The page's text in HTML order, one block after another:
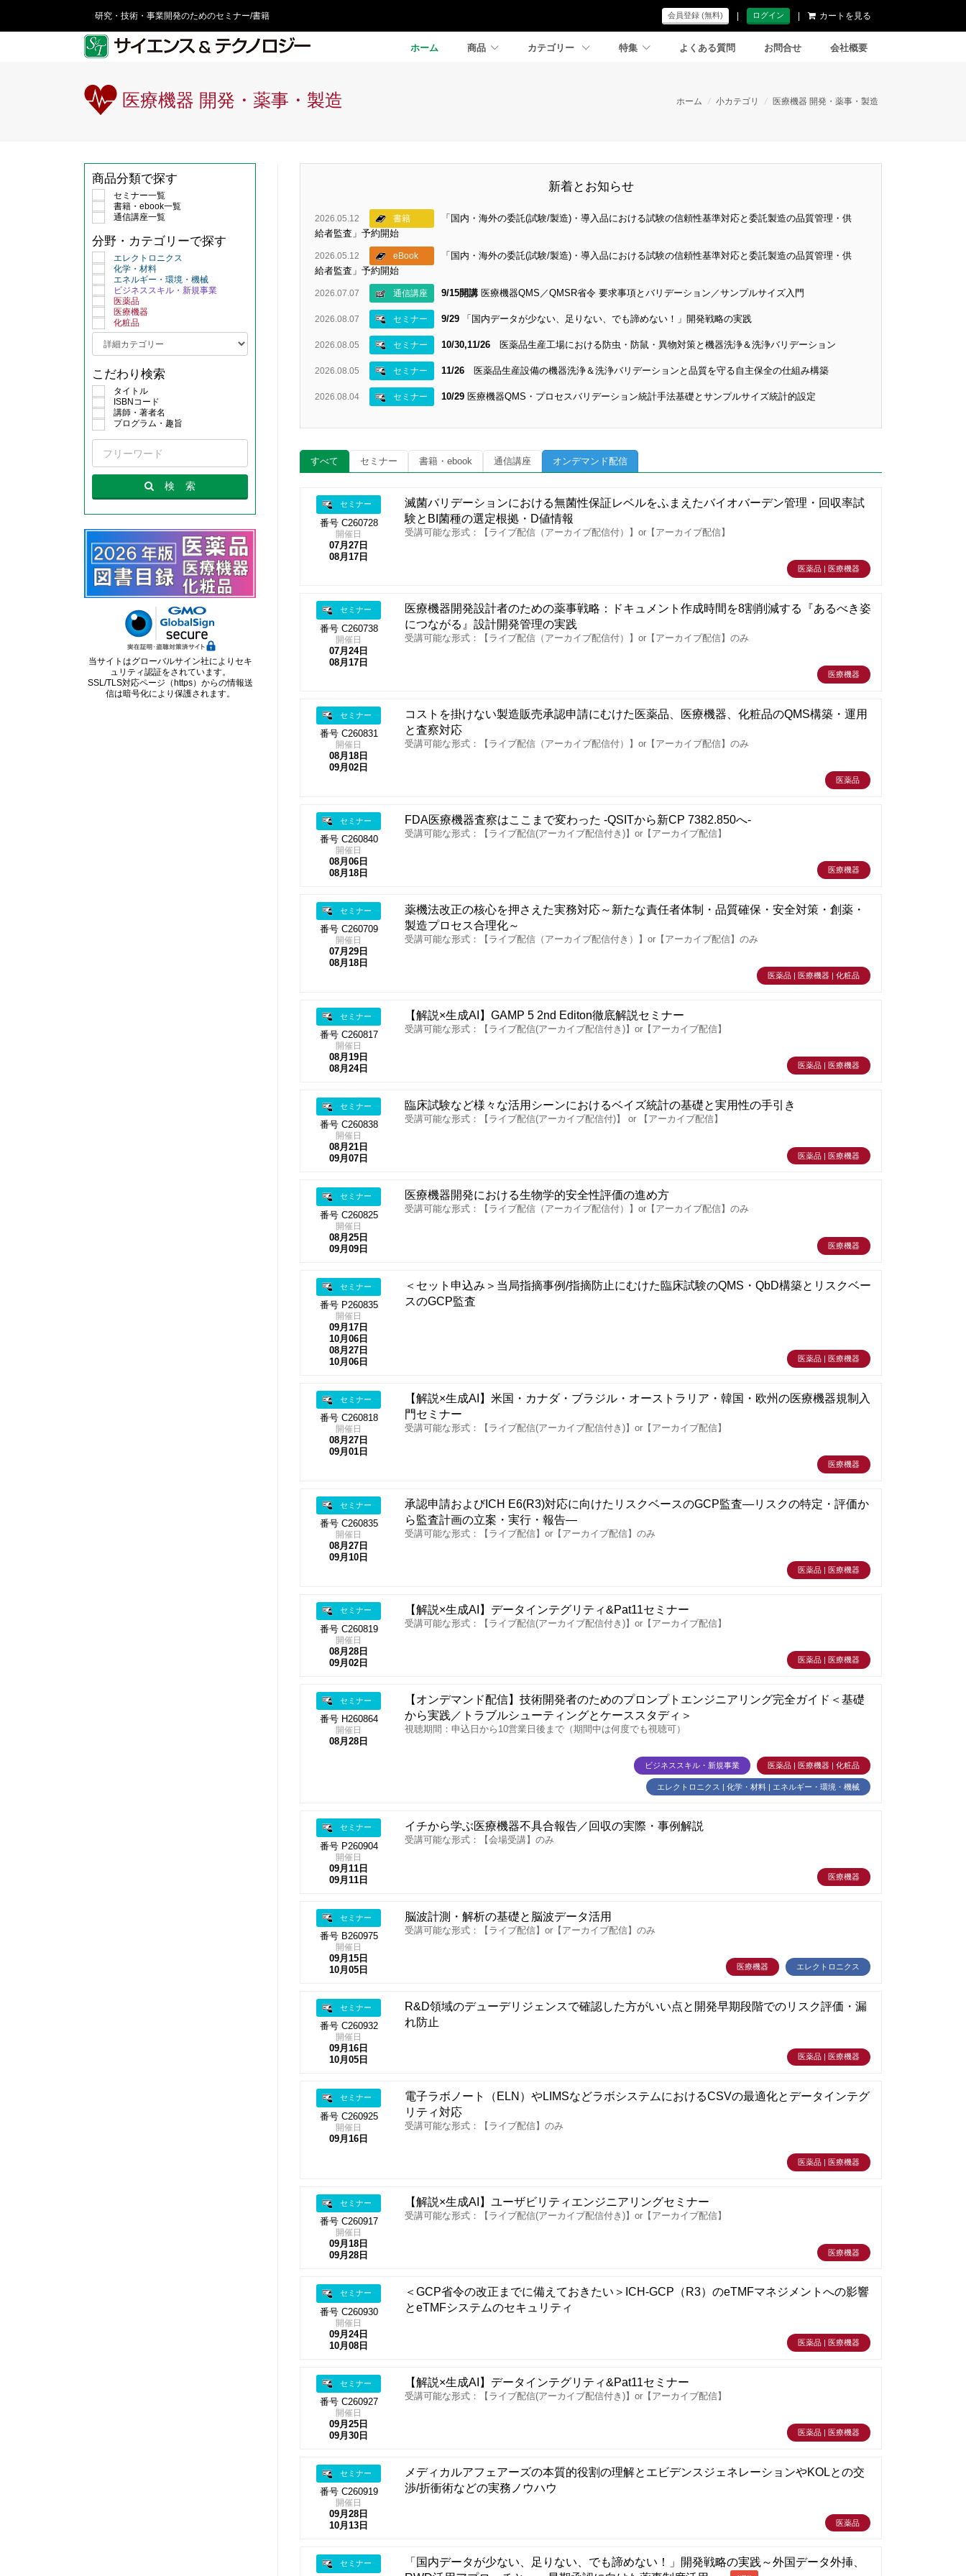
研究・技術・事業開発のためのセミナー/書籍 会員登録 (無料) | ログイン | カートを見る
ホーム 商品 カテゴリー 特集 よくある質問 お問合せ 会社概要
医療機器 開発・薬事・製造 ホーム / 小カテゴリ / 医療機器 開発・薬事・製造
新着とお知らせ
2026.05.12 書籍
「国内・海外の委託(試験/製造)・導入品における試験の信頼性基準対応と委託製造の品質管理・供
給者監査」予約開始
2026.05.12 eBook
「国内・海外の委託(試験/製造)・導入品における試験の信頼性基準対応と委託製造の品質管理・供
給者監査」予約開始
2026.07.07 通信講座 9/15開講 医療機器QMS／QMSR省令 要求事項とバリデーション／サンプルサイズ入門
2026.08.07 セミナー 9/29「国内データが少ない、足りない、でも諦めない！」開発戦略の実践
2026.08.05 セミナー 10/30,11/26医薬品生産工場における防虫・防鼠・異物対策と機器洗浄＆洗浄バリデーション
2026.08.05 セミナー 11/26医薬品生産設備の機器洗浄＆洗浄バリデーションと品質を守る自主保全の仕組み構築
2026.08.04 セミナー 10/29医療機器QMS・プロセスバリデーション統計手法基礎とサンプルサイズ統計的設定
すべて セミナー 書籍・ebook 通信講座 オンデマンド配信
セミナー
番号 C260728
開催日
07月27日
08月17日
滅菌バリデーションにおける無菌性保証レベルをふまえたバイオバーデン管理・回収率試
験とBI菌種の選定根拠・D値情報
受講可能な形式：【ライブ配信（アーカイブ配信付）】or【アーカイブ配信】
医薬品 | 医療機器
セミナー
番号 C260738
開催日
07月24日
08月17日
医療機器開発設計者のための薬事戦略：ドキュメント作成時間を8割削減する『あるべき姿
につながる』設計開発管理の実践
受講可能な形式：【ライブ配信（アーカイブ配信付）】or【アーカイブ配信】のみ
医療機器
セミナー
番号 C260831
開催日
08月18日
09月02日
コストを掛けない製造販売承認申請にむけた医薬品、医療機器、化粧品のQMS構築・運用
と査察対応
受講可能な形式：【ライブ配信（アーカイブ配信付）】or【アーカイブ配信】のみ
医薬品
セミナー
番号 C260840
開催日
08月06日
08月18日
FDA医療機器査察はここまで変わった -QSITから新CP 7382.850へ-
受講可能な形式：【ライブ配信(アーカイブ配信付き)】or【アーカイブ配信】
医療機器
セミナー
番号 C260709
開催日
07月29日
08月18日
薬機法改正の核心を押さえた実務対応～新たな責任者体制・品質確保・安全対策・創薬・
製造プロセス合理化～
受講可能な形式：【ライブ配信（アーカイブ配信付き）】or【アーカイブ配信】のみ
医薬品 | 医療機器 | 化粧品
セミナー
番号 C260817
開催日
08月19日
08月24日
【解説×生成AI】GAMP 5 2nd Editon徹底解説セミナー
受講可能な形式：【ライブ配信(アーカイブ配信付き)】or【アーカイブ配信】
医薬品 | 医療機器
セミナー
番号 C260838
開催日
08月21日
09月07日
臨床試験など様々な活用シーンにおけるベイズ統計の基礎と実用性の手引き
受講可能な形式：【ライブ配信(アーカイブ配信付)】 or 【アーカイブ配信】
医薬品 | 医療機器
セミナー
番号 C260825
開催日
08月25日
09月09日
医療機器開発における生物学的安全性評価の進め方
受講可能な形式：【ライブ配信（アーカイブ配信付）】or【アーカイブ配信】のみ
医療機器
セミナー
番号 P260835
開催日
09月17日
10月06日
08月27日
10月06日
＜セット申込み＞当局指摘事例/指摘防止にむけた臨床試験のQMS・QbD構築とリスクベー
スのGCP監査
医薬品 | 医療機器
セミナー
番号 C260818
開催日
08月27日
09月01日
【解説×生成AI】米国・カナダ・ブラジル・オーストラリア・韓国・欧州の医療機器規制入
門セミナー
受講可能な形式：【ライブ配信(アーカイブ配信付き)】or【アーカイブ配信】
医療機器
セミナー
番号 C260835
開催日
08月27日
09月10日
承認申請およびICH E6(R3)対応に向けたリスクベースのGCP監査―リスクの特定・評価か
ら監査計画の立案・実行・報告―
受講可能な形式：【ライブ配信】or【アーカイブ配信】のみ
医薬品 | 医療機器
セミナー
番号 C260819
開催日
08月28日
09月02日
【解説×生成AI】データインテグリティ&Pat11セミナー
受講可能な形式：【ライブ配信(アーカイブ配信付き)】or【アーカイブ配信】
医薬品 | 医療機器
セミナー
番号 H260864
開催日
08月28日
【オンデマンド配信】技術開発者のためのプロンプトエンジニアリング完全ガイド＜基礎
から実践／トラブルシューティングとケーススタディ＞
視聴期間：申込日から10営業日後まで（期間中は何度でも視聴可）
ビジネススキル・新規事業 医薬品 | 医療機器 | 化粧品
エレクトロニクス | 化学・材料 | エネルギー・環境・機械
セミナー
番号 P260904
開催日
09月11日
09月11日
イチから学ぶ医療機器不具合報告／回収の実際・事例解説
受講可能な形式：【会場受講】のみ
医療機器
セミナー
番号 B260975
開催日
09月15日
10月05日
脳波計測・解析の基礎と脳波データ活用
受講可能な形式：【ライブ配信】or【アーカイブ配信】のみ
医療機器 エレクトロニクス
セミナー
番号 C260932
開催日
09月16日
10月05日
R&D領域のデューデリジェンスで確認した方がいい点と開発早期段階でのリスク評価・漏
れ防止
医薬品 | 医療機器
セミナー
番号 C260925
開催日
09月16日
電子ラボノート（ELN）やLIMSなどラボシステムにおけるCSVの最適化とデータインテグ
リティ対応
受講可能な形式：【ライブ配信】のみ
医薬品 | 医療機器
セミナー
番号 C260917
開催日
09月18日
09月28日
【解説×生成AI】ユーザビリティエンジニアリングセミナー
受講可能な形式：【ライブ配信(アーカイブ配信付き)】or【アーカイブ配信】
医療機器
セミナー
番号 C260930
開催日
09月24日
10月08日
＜GCP省令の改正までに備えておきたい＞ICH-GCP（R3）のeTMFマネジメントへの影響
とeTMFシステムのセキュリティ
医薬品 | 医療機器
セミナー
番号 C260927
開催日
09月25日
09月30日
【解説×生成AI】データインテグリティ&Pat11セミナー
受講可能な形式：【ライブ配信(アーカイブ配信付き)】or【アーカイブ配信】
医薬品 | 医療機器
セミナー
番号 C260919
開催日
09月28日
10月13日
メディカルアフェアーズの本質的役割の理解とエビデンスジェネレーションやKOLとの交
渉/折衝術などの実務ノウハウ
医薬品
セミナー
「国内データが少ない、足りない、でも諦めない！」開発戦略の実践～外国データ外挿、
商品分類で探す
セミナー一覧
書籍・ebook一覧
通信講座一覧
分野・カテゴリーで探す
エレクトロニクス
化学・材料
エネルギー・環境・機械
ビジネススキル・新規事業
医薬品
医療機器
化粧品
こだわり検索
タイトル
ISBNコード
講師・著者名
プログラム・趣旨
検 索
当サイトはグローバルサイン社によりセキ
ュリティ認証をされています。
SSL/TLS対応ページ（https）からの情報送
信は暗号化により保護されます。